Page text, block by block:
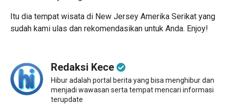
Itu dia tempat wisata di New Jersey Amerika Serikat yang
sudah kami ulas dan rekomendasikan untuk Anda. Enjoy!
Redaksi Kece
Hibur adalah portal berita yang bisa menghibur dan
menjadi wawasan serta tempat mencari informasi
terupdate